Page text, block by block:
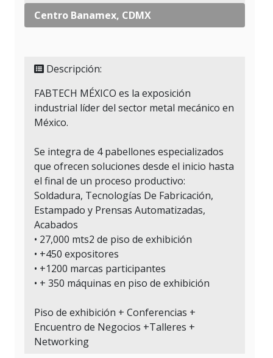
Centro Banamex, CDMX
Descripción:
FABTECH MÉXICO es la exposición
industrial líder del sector metal mecánico en
México.
Se integra de 4 pabellones especializados
que ofrecen soluciones desde el inicio hasta
el final de un proceso productivo:
Soldadura, Tecnologías De Fabricación,
Estampado y Prensas Automatizadas,
Acabados
• 27,000 mts2 de piso de exhibición
• +450 expositores
• +1200 marcas participantes
• + 350 máquinas en piso de exhibición
Piso de exhibición + Conferencias +
Encuentro de Negocios +Talleres +
Networking